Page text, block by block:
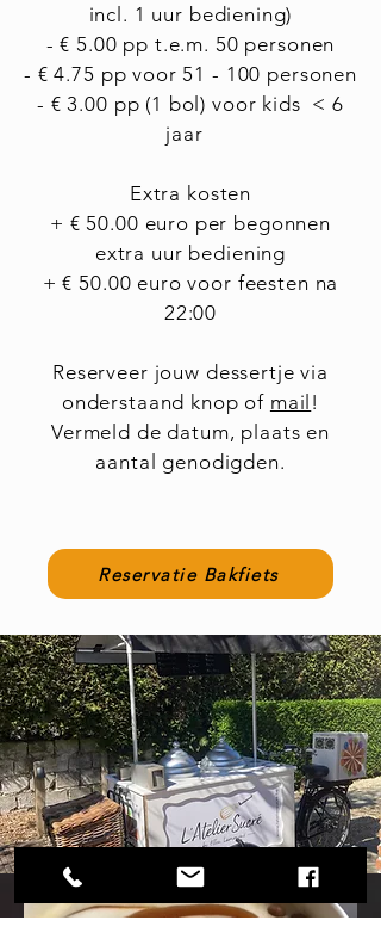
incl. 1 uur bediening)
- € 5.00 pp t.e.m. 50 personen
- € 4.75 pp voor 51 - 100 personen
- € 3.00 pp (1 bol) voor kids < 6
jaar
Extra kosten
+ € 50.00 euro per begonnen
extra uur bediening
+ € 50.00 euro voor feesten na
22:00
Reserveer jouw dessertje via
onderstaand knop of mail !
Vermeld de datum, plaats en
aantal genodigden.
Reservatie Bakfiets